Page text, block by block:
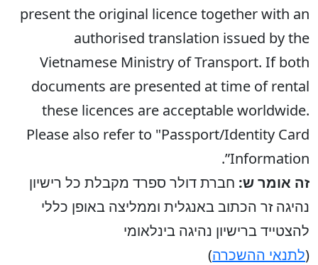
present the original licence together with an
authorised translation issued by the
Vietnamese Ministry of Transport. If both
documents are presented at time of rental
these licences are acceptable worldwide.
Please also refer to "Passport/Identity Card
Information”.
זה אומר ש: חברת דולר ספרד מקבלת כל רישיון
נהיגה זר הכתוב באנגלית וממליצה באופן כללי
להצטייד ברישיון נהיגה בינלאומי
(לתנאי ההשכרה)